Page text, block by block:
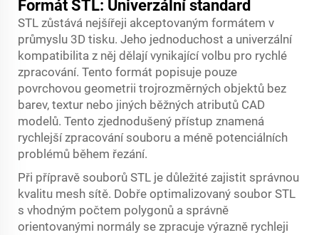
Formát STL: Univerzální standard
STL zůstává nejšířeji akceptovaným formátem v
průmyslu 3D tisku. Jeho jednoduchost a univerzální
kompatibilita z něj dělají vynikající volbu pro rychlé
zpracování. Tento formát popisuje pouze
povrchovou geometrii trojrozměrných objektů bez
barev, textur nebo jiných běžných atributů CAD
modelů. Tento zjednodušený přístup znamená
rychlejší zpracování souboru a méně potenciálních
problémů během řezání.
Při přípravě souborů STL je důležité zajistit správnou
kvalitu mesh sítě. Dobře optimalizovaný soubor STL
s vhodným počtem polygonů a správně
orientovanými normály se zpracuje výrazně rychleji